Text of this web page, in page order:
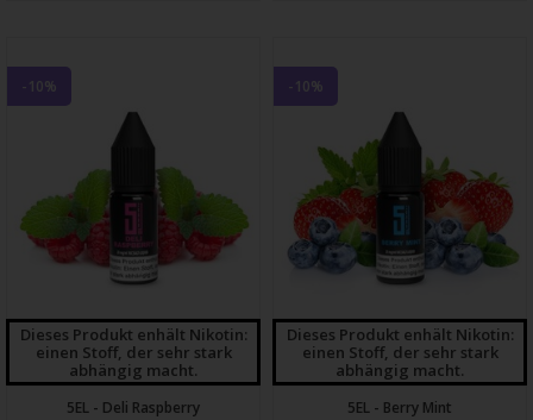
-10%
Dieses Produkt enhält Nikotin:
einen Stoff, der sehr stark
abhängig macht.
5EL - Deli Raspberry
-10%
Dieses Produkt enhält Nikotin:
einen Stoff, der sehr stark
abhängig macht.
5EL - Berry Mint